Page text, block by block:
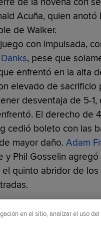
Acuña, quien anotó
de Walker.
con impulsada,
, pese que
enfrentó en la alta
elevado de sacrificio
desventaja de 5-
El derecho de
cedió boleto con las
mayor daño. Adam
y Phil Gosselin
quinto abridor de los
en el sitio, analizar el uso